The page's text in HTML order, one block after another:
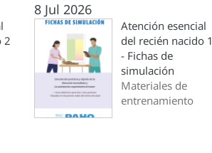
2
8 Jul 2026
Atención esencial
del recién nacido 1
- Fichas de
simulación
Materiales de
entrenamiento